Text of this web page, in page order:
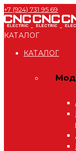
+7 (924) 731 95 69
КАТАЛОГ
КАТАЛОГ